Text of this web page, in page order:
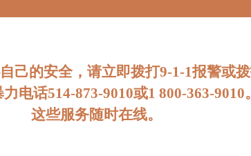
己的安全，请立即拨打9-1-1报警或
力电话514-873-9010或1 800-363-9010
这些服务随时在线。